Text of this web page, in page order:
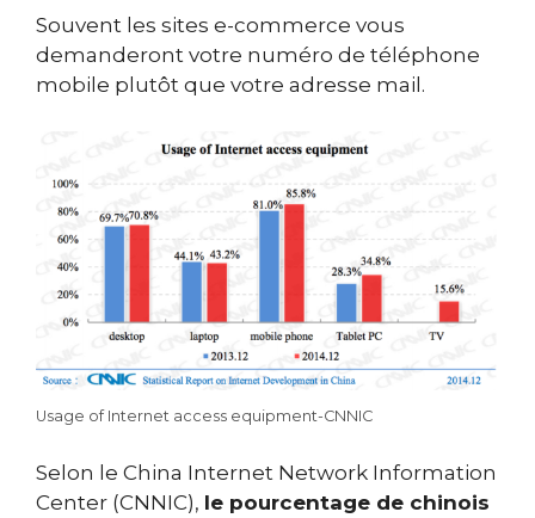
Souvent les sites e-commerce vous
demanderont votre numéro de téléphone
mobile plutôt que votre adresse mail.
Usage of Internet access equipment-CNNIC
Selon le China Internet Network Information
Center (CNNIC), le pourcentage de chinois